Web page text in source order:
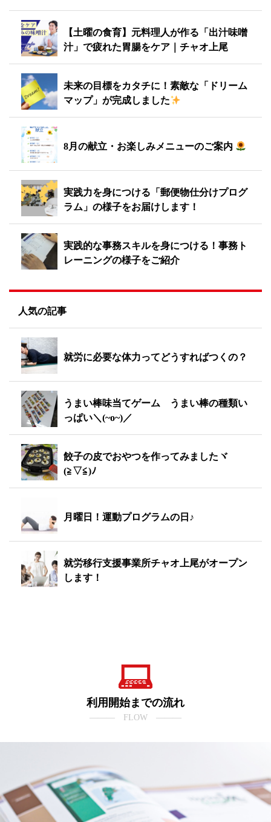
【土曜の食育】元料理人が作る「出汁味噌
汁」で疲れた胃腸をケア｜チャオ上尾
未来の目標をカタチに！素敵な「ドリーム
マップ」が完成しました
8月の献立・お楽しみメニューのご案内
実践力を身につける「郵便物仕分けプログ
ラム」の様子をお届けします！
実践的な事務スキルを身につける！事務ト
レーニングの様子をご紹介
人気の記事
就労に必要な体力ってどうすればつくの？
うまい棒味当てゲーム うまい棒の種類い
っぱい＼(~o~)／
餃子の皮でおやつを作ってみましたヾ
(≧▽≦)ﾉ
月曜日！運動プログラムの日♪
就労移行支援事業所チャオ上尾がオープン
します！
利用開始までの流れ
――― FLOW ―――